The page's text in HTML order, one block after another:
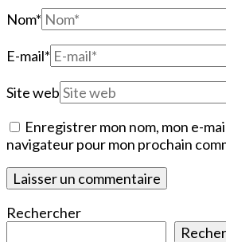
Nom*
E-mail*
Site web
Enregistrer mon nom, mon e-
navigateur pour mon prochain
Rechercher